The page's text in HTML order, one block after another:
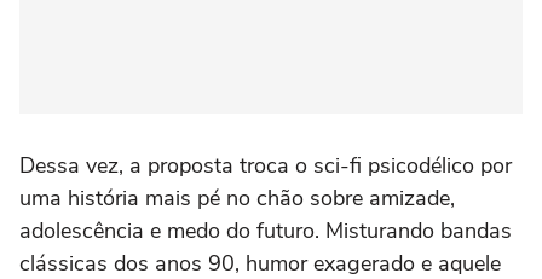
Dessa vez, a proposta troca o sci-fi psicodélico por
uma história mais pé no chão sobre amizade,
adolescência e medo do futuro. Misturando bandas
clássicas dos anos 90, humor exagerado e aquele